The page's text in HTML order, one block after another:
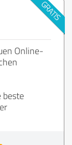
Online-
beste